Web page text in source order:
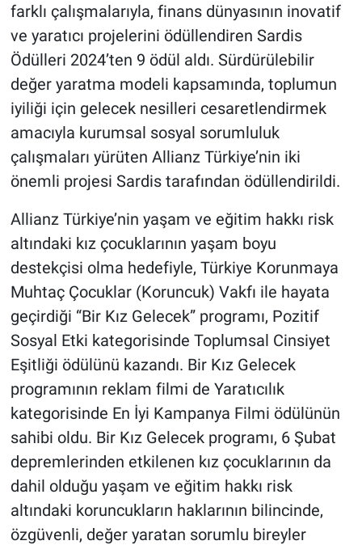
farklı çalışmalarıyla, finans dünyasının inovatif
ve yaratıcı projelerini ödüllendiren Sardis
Ödülleri 2024’ten 9 ödül aldı. Sürdürülebilir
değer yaratma modeli kapsamında, toplumun
iyiliği için gelecek nesilleri cesaretlendirmek
amacıyla kurumsal sosyal sorumluluk
çalışmaları yürüten Allianz Türkiye’nin iki
önemli projesi Sardis tarafından ödüllendirildi.
Allianz Türkiye’nin yaşam ve eğitim hakkı risk
altındaki kız çocuklarının yaşam boyu
destekçisi olma hedefiyle, Türkiye Korunmaya
Muhtaç Çocuklar (Koruncuk) Vakfı ile hayata
geçirdiği “Bir Kız Gelecek” programı, Pozitif
Sosyal Etki kategorisinde Toplumsal Cinsiyet
Eşitliği ödülünü kazandı. Bir Kız Gelecek
programının reklam filmi de Yaratıcılık
kategorisinde En İyi Kampanya Filmi ödülünün
sahibi oldu. Bir Kız Gelecek programı, 6 Şubat
depremlerinden etkilenen kız çocuklarının da
dahil olduğu yaşam ve eğitim hakkı risk
altındaki koruncukların haklarının bilincinde,
özgüvenli, değer yaratan sorumlu bireyler